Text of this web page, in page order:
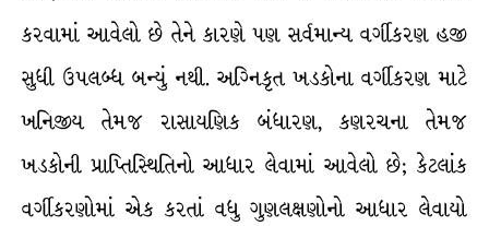
કરવામાં આવેલો છે તેને કારણે પણ સર્વમાન્ય વર્ગીકરણ હજી
સુધી ઉપલબ્ધ બન્યું નથી. અગ્નિકૃત ખડકોના વર્ગીકરણ માટે
ખનિજીય તેમજ રાસાયણિક બંધારણ, કણરચના તેમજ
ખડકોની પ્રાપ્તિસ્થિતિનો આધાર લેવામાં આવેલો છે; કેટલાંક
વર્ગીકરણોમાં એક કરતાં વધુ ગુણલક્ષણોનો આધાર લેવાયો